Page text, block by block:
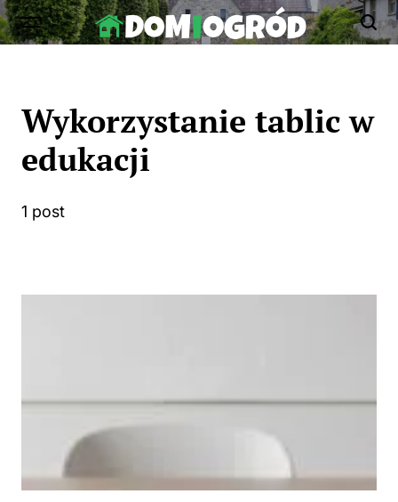
Skip
to
Wykorzystanie tablic w
edukacji
1 post